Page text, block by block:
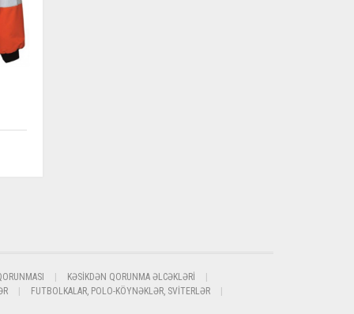
KƏSIKDƏN QORUNMA ƏLCƏKLƏRI
FUTBOLKALAR, POLO-KÖYNƏKLƏR, SVITERLƏR